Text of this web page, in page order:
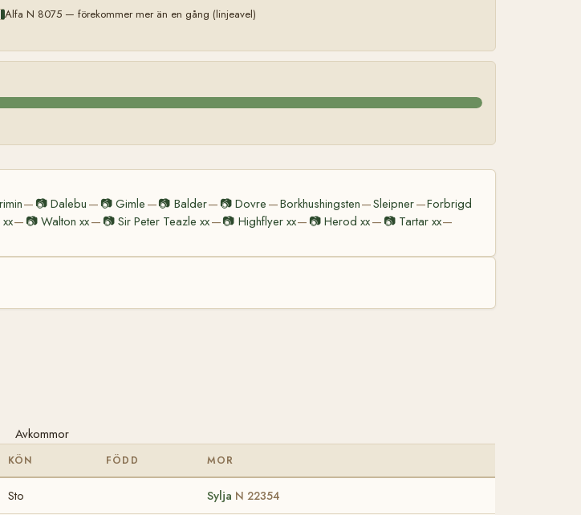
Alfa N 8075 — förekommer mer än en gång (linjeavel)
— 📷Dalebu — 📷Gimle —📷 Balder— 📷Dovre —Borkhushingsten—Sleipner—Forbrigd
— 📷Walton xx— 📷Sir Peter Teazle xx—📷 Highflyer xx— 📷Herod xx— 📷 Tartar xx—
Avkommor
KÖN FÖDD MOR
Sto Sylja N 22354